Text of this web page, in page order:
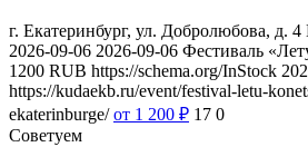
г. Екатеринбург, ул. Добролюбова, д. 4
2026-09-06 2026-09-06 Фестиваль
1200 RUB https://schema.org/InStock
https://kudaekb.ru/event/festival-letu-
ekaterinburge/ от 1 200 ₽ 17 0
Советуем